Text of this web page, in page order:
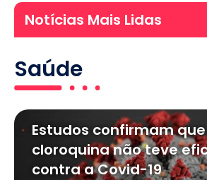
Notícias Mais Lidas
Saúde
Estudos confirmam que
cloroquina não teve
contra a Covid-19